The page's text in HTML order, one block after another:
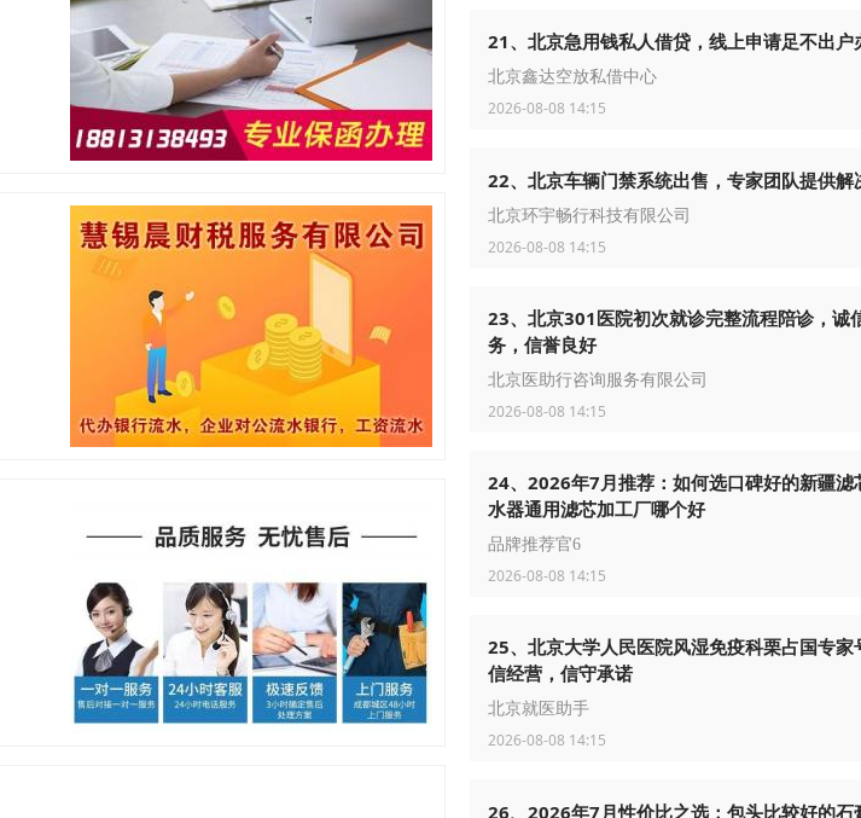
21、北京急用钱私人借贷，线上申请足不出户
北京鑫达空放私借中心
2026-08-08 14:15
22、北京车辆门禁系统出售，专家团队提供解
北京环宇畅行科技有限公司
2026-08-08 14:15
23、北京301医院初次就诊完整流程陪诊，诚
务，信誉良好
北京医助行咨询服务有限公司
2026-08-08 14:15
24、2026年7月推荐：如何选口碑好的新疆滤
水器通用滤芯加工厂哪个好
品牌推荐官6
2026-08-08 14:15
25、北京大学人民医院风湿免疫科栗占国专家
信经营，信守承诺
北京就医助手
2026-08-08 14:15
26、2026年7月性价比之选：包头比较好的石